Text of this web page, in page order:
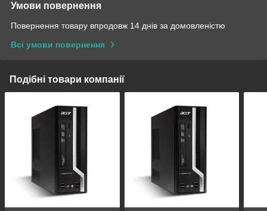
Умови повернення
Повернення товару впродовж 14 днів за домовленістю
Всі умови повернення
Подібні товари компанії